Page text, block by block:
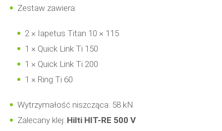
Zestaw zawiera:
2 × Iapetus Titan 10 × 115
1 × Quick Link Ti 150
1 × Quick Link Ti 200
1 × Ring Ti 60
Wytrzymałość niszcząca: 58 kN
Zalecany klej: Hilti HIT-RE 500 V